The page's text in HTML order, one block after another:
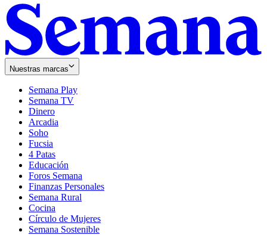
Nuestras marcas
Semana Play
Semana TV
Dinero
Arcadia
Soho
in
new
window
Fucsia
in
new
window
4 Patas
Educación
Foros Semana
Finanzas Personales
Semana Rural
Cocina
Círculo de Mujeres
Semana Sostenible